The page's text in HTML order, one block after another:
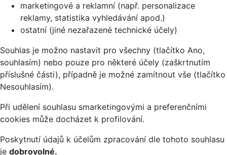
marketingové a reklamní (např. personalizace
reklamy, statistika vyhledávání apod.)
ostatní (jiné nezařazené technické účely)
Souhlas je možno nastavit pro všechny (tlačítko Ano,
souhlasím) nebo pouze pro některé účely (zaškrtnutím
příslušné části), případně je možné zamítnout vše (tlačítko
Nesouhlasím).
Při udělení souhlasu smarketingovými a preferenčními
cookies může docházet k profilování.
Poskytnutí údajů k účelům zpracování dle tohoto souhlasu
je dobrovolné.